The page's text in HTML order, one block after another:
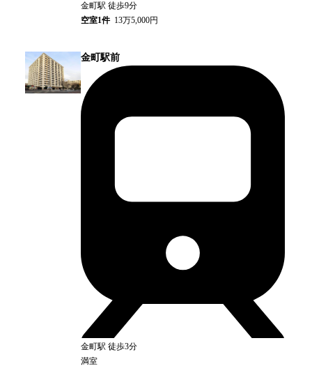
金町駅 徒歩9分
空室1件 13万5,000円
金町駅前
金町駅 徒歩3分
満室